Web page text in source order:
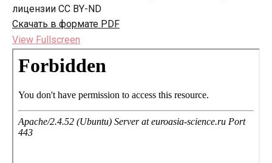
лицензии CC BY-ND
Скачать в формате PDF
View Fullscreen
Перейти
содержимому